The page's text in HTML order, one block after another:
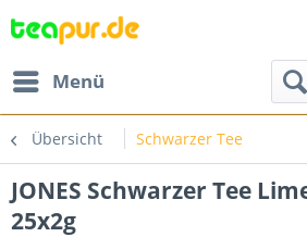
Menü
Übersicht Schwarzer Tee
JONES Schwarzer Tee
25x2g